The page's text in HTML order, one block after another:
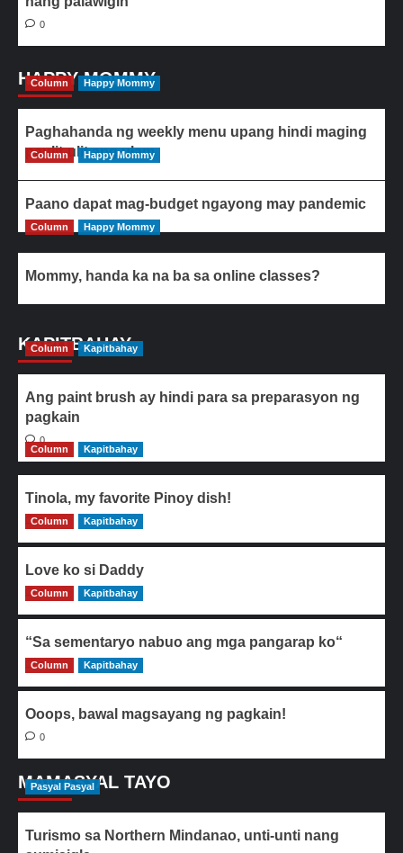
0
HAPPY MOMMY
Column Happy Mommy
Paghahanda ng weekly menu upang hindi maging
paulit-ulit ang ulam
Column Happy Mommy
Paano dapat mag-budget ngayong may pandemic
Column Happy Mommy
Mommy, handa ka na ba sa online classes?
KAPITBAHAY
Column Kapitbahay
Ang paint brush ay hindi para sa preparasyon ng
pagkain
0
Column
Kapitbahay
Tinola, my favorite Pinoy dish!
0
Column Kapitbahay
Love ko si Daddy
0
Column Kapitbahay
“Sa sementaryo nabuo ang mga pangarap ko“
0
Column Kapitbahay
Ooops, bawal magsayang ng pagkain!
0
MAMASYAL TAYO
Pasyal Pasyal
Turismo sa Northern Mindanao, unti-unti nang